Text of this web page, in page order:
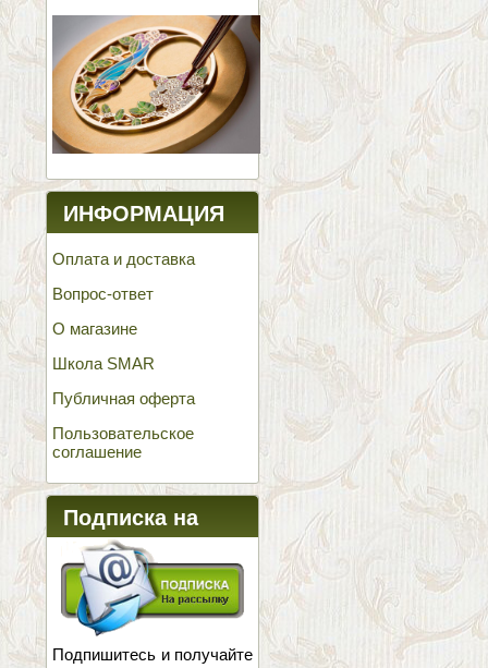
ИНФОРМАЦИЯ
Оплата и доставка
Вопрос-ответ
О магазине
Школа SMAR
Публичная оферта
Пользовательское
соглашение
Подписка на
новости
Подпишитесь и получайте